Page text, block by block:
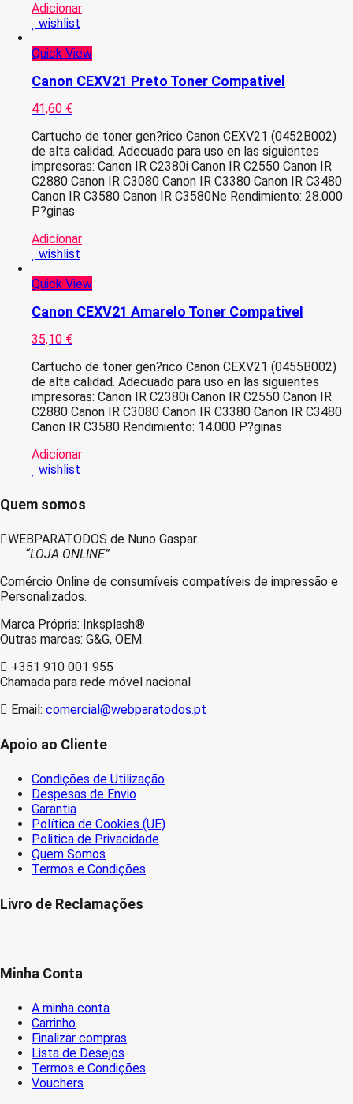
Adicionar
wishlist
Quick View
Canon CEXV21 Preto Toner Compativel
41,60 €
Cartucho de toner gen?rico Canon CEXV21 (0452B002)
de alta calidad. Adecuado para uso en las siguientes
impresoras: Canon IR C2380i Canon IR C2550 Canon IR
C2880 Canon IR C3080 Canon IR C3380 Canon IR C3480
Canon IR C3580 Canon IR C3580Ne Rendimiento: 28.000
P?ginas
Adicionar
wishlist
Quick View
Canon CEXV21 Amarelo Toner Compativel
35,10 €
Cartucho de toner gen?rico Canon CEXV21 (0455B002)
de alta calidad. Adecuado para uso en las siguientes
impresoras: Canon IR C2380i Canon IR C2550 Canon IR
C2880 Canon IR C3080 Canon IR C3380 Canon IR C3480
Canon IR C3580 Rendimiento: 14.000 P?ginas
Adicionar
wishlist
Quem somos
WEBPARATODOS de Nuno Gaspar.
“LOJA ONLINE”
Comércio Online de consumíveis compatíveis de impressão e
Personalizados.
Marca Própria: Inksplash®
Outras marcas: G&G, OEM.
+351 910 001 955
Chamada para rede móvel nacional
Email: comercial@webparatodos.pt
Apoio ao Cliente
Condições de Utilização
Despesas de Envio
Garantia
Política de Cookies (UE)
Politica de Privacidade
Quem Somos
Termos e Condições
Livro de Reclamações
Minha Conta
A minha conta
Carrinho
Finalizar compras
Lista de Desejos
Termos e Condições
Vouchers